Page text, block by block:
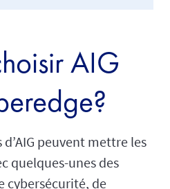
AIG
peuvent mettre les
quelques-unes des
cybersécurité, de